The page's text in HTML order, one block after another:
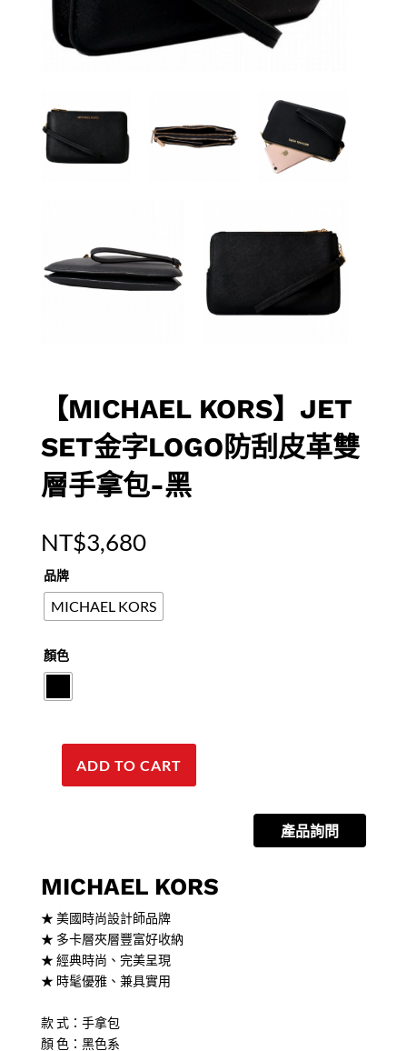
【MICHAEL KORS】JET
SET金字LOGO防刮皮革雙
層手拿包-黑
NT$3,680
品牌
MICHAEL KORS
顏色
【MICHAEL
字
防
刮
皮
革
層
手
ADD TO CART
產品詢問
MICHAEL KORS
★ 美國時尚設計師品牌
★ 多卡層夾層豐富好收納
★ 經典時尚、完美呈現
★ 時髦優雅、兼具實用
款 式：手拿包
顏 色：黑色系